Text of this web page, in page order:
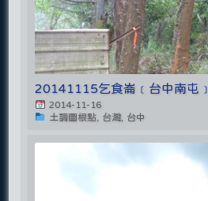
20141115乞食崙﹝台中南屯﹞
2014-11-16
土調圖根點, 台灣, 台中